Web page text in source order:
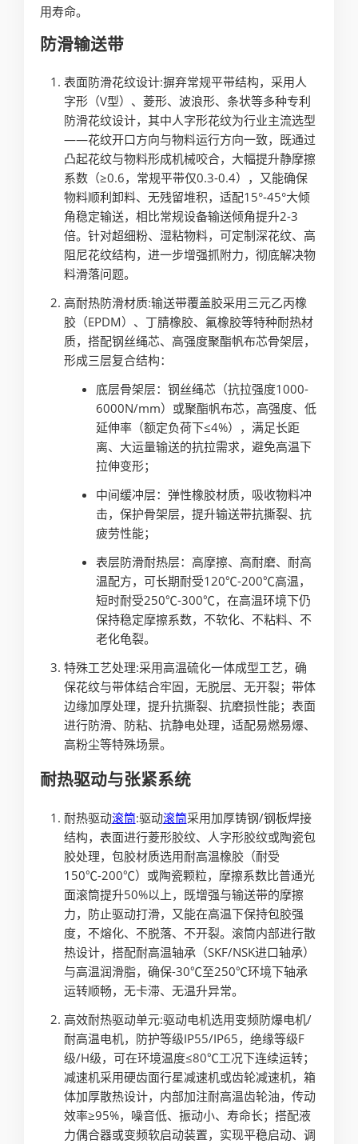
用寿命。
防滑输送带
表面防滑花纹设计:摒弃常规平带结构，采用人
字形（V型）、菱形、波浪形、条状等多种专利
防滑花纹设计，其中人字形花纹为行业主流选型
——花纹开口方向与物料运行方向一致，既通过
凸起花纹与物料形成机械咬合，大幅提升静摩擦
系数（≥0.6，常规平带仅0.3-0.4），又能确保
物料顺利卸料、无残留堆积，适配15°-45°大倾
角稳定输送，相比常规设备输送倾角提升2-3
倍。针对超细粉、湿粘物料，可定制深花纹、高
阻尼花纹结构，进一步增强抓附力，彻底解决物
料滑落问题。
高耐热防滑材质:输送带覆盖胶采用三元乙丙橡
胶（EPDM）、丁腈橡胶、氟橡胶等特种耐热材
质，搭配钢丝绳芯、高强度聚酯帆布芯骨架层，
形成三层复合结构：
底层骨架层：钢丝绳芯（抗拉强度1000-
6000N/mm）或聚酯帆布芯，高强度、低
延伸率（额定负荷下≤4%），满足长距
离、大运量输送的抗拉需求，避免高温下
拉伸变形；
中间缓冲层：弹性橡胶材质，吸收物料冲
击，保护骨架层，提升输送带抗撕裂、抗
疲劳性能；
表层防滑耐热层：高摩擦、高耐磨、耐高
温配方，可长期耐受120℃-200℃高温，
短时耐受250℃-300℃，在高温环境下仍
保持稳定摩擦系数，不软化、不粘料、不
老化龟裂。
特殊工艺处理:采用高温硫化一体成型工艺，确
保花纹与带体结合牢固，无脱层、无开裂；带体
边缘加厚处理，提升抗撕裂、抗磨损性能；表面
进行防滑、防粘、抗静电处理，适配易燃易爆、
高粉尘等特殊场景。
耐热驱动与张紧系统
耐热驱动滚筒:驱动滚筒采用加厚铸钢/钢板焊接
结构，表面进行菱形胶纹、人字形胶纹或陶瓷包
胶处理，包胶材质选用耐高温橡胶（耐受
150℃-200℃）或陶瓷颗粒，摩擦系数比普通光
面滚筒提升50%以上，既增强与输送带的摩擦
力，防止驱动打滑，又能在高温下保持包胶强
度，不熔化、不脱落、不开裂。滚筒内部进行散
热设计，搭配耐高温轴承（SKF/NSK进口轴承）
与高温润滑脂，确保-30℃至250℃环境下轴承
运转顺畅，无卡滞、无温升异常。
高效耐热驱动单元:驱动电机选用变频防爆电机/
耐高温电机，防护等级IP55/IP65，绝缘等级F
级/H级，可在环境温度≤80℃工况下连续运转；
减速机采用硬齿面行星减速机或齿轮减速机，箱
体加厚散热设计，内部加注耐高温齿轮油，传动
效率≥95%，噪音低、振动小、寿命长；搭配液
力偶合器或变频软启动装置，实现平稳启动、调